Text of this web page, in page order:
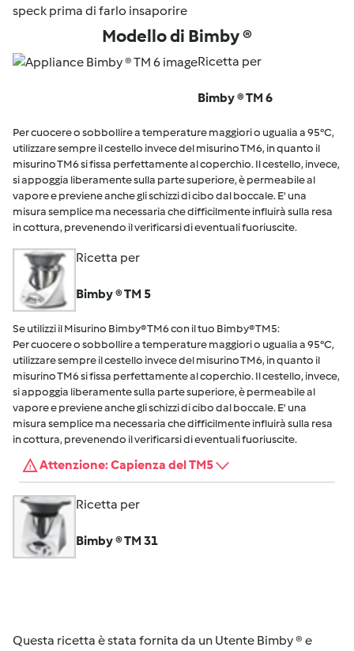
speck prima di farlo insaporire
Modello di Bimby ®
Ricetta per
Bimby ® TM 6
Per cuocere o sobbollire a temperature maggiori o ugualia a 95°C,
utilizzare sempre il cestello invece del misurino TM6, in quanto il
misurino TM6 si fissa perfettamente al coperchio. Il cestello, invece,
si appoggia liberamente sulla parte superiore, è permeabile al
vapore e previene anche gli schizzi di cibo dal boccale. E' una
misura semplice ma necessaria che difficilmente influirà sulla resa
in cottura, prevenendo il verificarsi di eventuali fuoriuscite.
Ricetta per
Bimby ® TM 5
Se utilizzi il Misurino Bimby® TM6 con il tuo Bimby® TM5:
Per cuocere o sobbollire a temperature maggiori o ugualia a 95°C,
utilizzare sempre il cestello invece del misurino TM6, in quanto il
misurino TM6 si fissa perfettamente al coperchio. Il cestello, invece,
si appoggia liberamente sulla parte superiore, è permeabile al
vapore e previene anche gli schizzi di cibo dal boccale. E' una
misura semplice ma necessaria che difficilmente influirà sulla resa
in cottura, prevenendo il verificarsi di eventuali fuoriuscite.
Attenzione: Capienza del TM5
Ricetta per
Bimby ® TM 31
Questa ricetta è stata fornita da un Utente Bimby ® e